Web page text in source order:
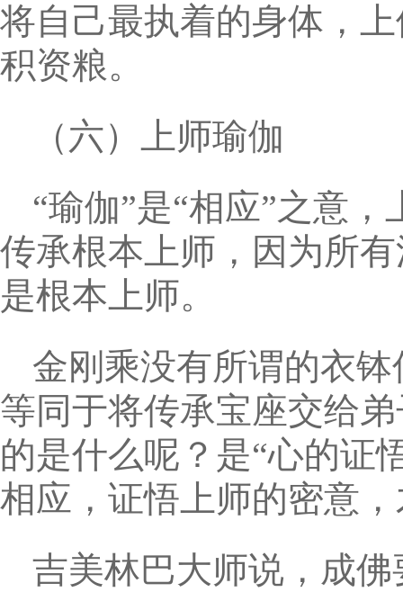
将自己最执着的身体，
积资粮。
（六）上师瑜伽
“瑜伽”是“相应”之意
传承根本上师，因为所
是根本上师。
金刚乘没有所谓的衣
等同于将传承宝座交给
的是什么呢？是“心的证
相应，证悟上师的密意
吉美林巴大师说，成